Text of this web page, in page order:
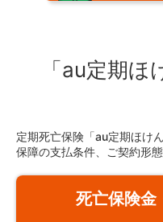
「au定期ほ
定期死亡保険「au定期ほけ
保障の支払条件、ご契約形
死亡保険金